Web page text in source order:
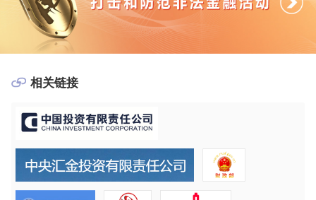
相关链接